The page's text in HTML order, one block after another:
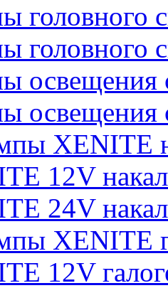
головного
головного
освещения
освещения
XENITE
12V
24V
XENITE
12V